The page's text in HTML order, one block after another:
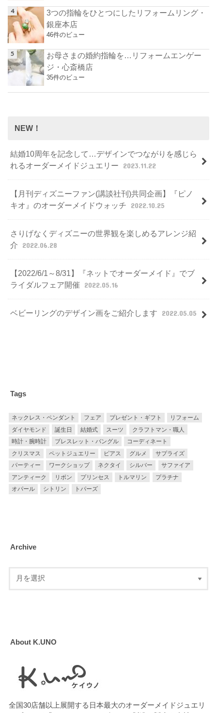
3つの指輪をひとつにしたリフォームリング・
銀座本店
46件のビュー
お母さまの婚約指輪を…リフォームエンゲー
ジ・心斎橋店
35件のビュー
NEW！
結婚10周年を記念して…デザインでつながりを感じら
れるオーダーメイドジュエリー
2023.11.22
【月刊ディズニーファン(講談社刊)共同企画】『ピノ
キオ』のオーダーメイドウォッチ
2022.10.25
さりげなくディズニーの世界観を楽しめるアレンジ紹
介
2022.06.28
【2022/6/1～8/31】『ネットでオーダーメイド』でブ
ライダルフェア開催
2022.05.16
ベビーリングのデザイン画をご紹介します 2022.05.05
Tags
ネックレス・ペンダント フェア プレゼント・ギフト
リフォーム
ダイヤモンド
誕生日 結婚式 スーツ
クラフトマン・職人
時計・腕時計
ブレスレット・バングル
コーディネート
クリスマス
ペットジュエリー ピアス グルメ
サプライズ
パーティー
ワークショップ ネクタイ シルバー
サファイア
アンティーク
リボン プリンセス トルマリン
プラチナ
オパール
シトリン トパーズ
Archive
About K.UNO
全国30店舗以上展開する日本最大のオーダーメイドジュエリ